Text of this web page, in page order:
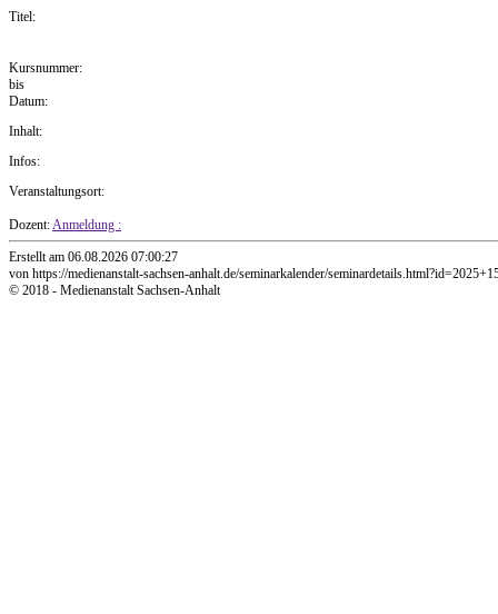
Titel:
Kursnummer:
bis
Datum:
Inhalt:
Infos:
Veranstaltungsort:
Dozent:Anmeldung :
Erstellt am 06.08.2026 07:00:27
von https://medienanstalt-sachsen-anhalt.de/seminarkalender/
© 2018 - Medienanstalt Sachsen-Anhalt